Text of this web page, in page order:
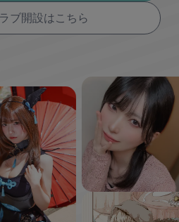
ブ開設はこちら